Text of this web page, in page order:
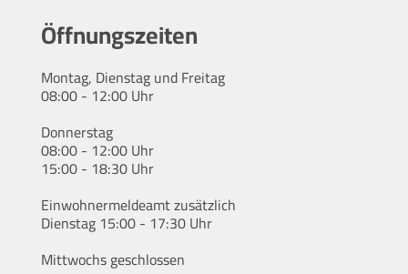
Öffnungszeiten
Montag, Dienstag und Freitag
08:00 - 12:00 Uhr
Donnerstag
08:00 - 12:00 Uhr
15:00 - 18:30 Uhr
Einwohnermeldeamt zusätzlich
Dienstag 15:00 - 17:30 Uhr
Mittwochs geschlossen